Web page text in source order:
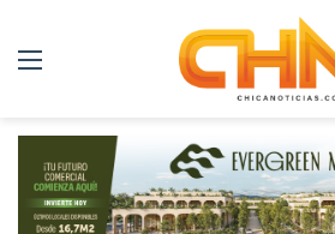
Menú